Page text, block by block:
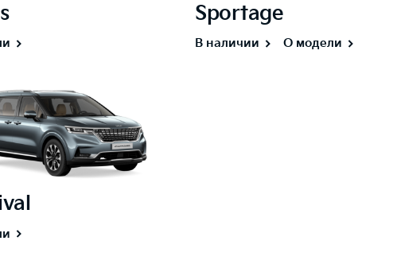
Sportage
В наличии О модели